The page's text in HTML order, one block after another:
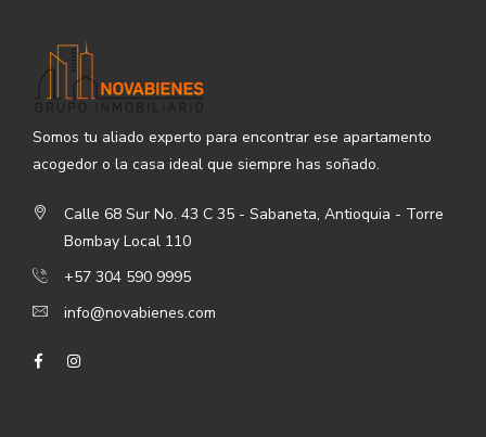
Somos tu aliado experto para encontrar ese apartamento
acogedor o la casa ideal que siempre has soñado.
Calle 68 Sur No. 43 C 35 - Sabaneta, Antioquia - Torre
Bombay Local 110
+57 304 590 9995
info@novabienes.com